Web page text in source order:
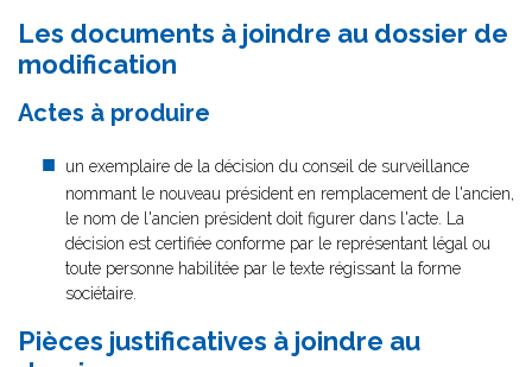
Les documents à joindre au dossier de
modification
Actes à produire
un exemplaire de la décision du conseil de surveillance
nommant le nouveau président en remplacement de l'ancien,
le nom de l'ancien président doit figurer dans l'acte. La
décision est certifiée conforme par le représentant légal ou
toute personne habilitée par le texte régissant la forme
sociétaire.
Pièces justificatives à joindre au